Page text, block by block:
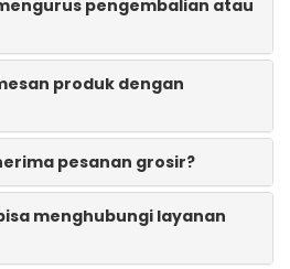
pengembalian atau
produk dengan
pesanan grosir?
menghubungi layanan